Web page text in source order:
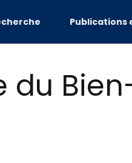
Publications
du